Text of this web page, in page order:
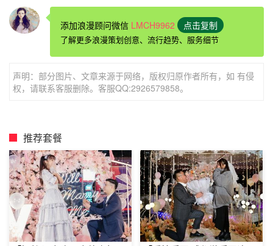
潮州能准备求婚的酒店心悦精品酒店 (潮州西湖牌坊街古城
距离潮州火车站驾车距离6.9公里（约19分钟）
贴士
酒店大堂吧——红磨坊，为您精心准备的各式餐点及中西美
食
有免费自助洗衣房的，也有可以晾衣服的地方
酒店房间装修风格各异，可以自主选择
添加浪漫顾问微信 LMCH9962 点击复制
了解更多浪漫策划创意、流行趋势、服务细节
声明：部分图片、文章来源于网络，版权归原作者所有，如 有侵
权，请联系客服删除。客服QQ:2926579858。
推荐套餐